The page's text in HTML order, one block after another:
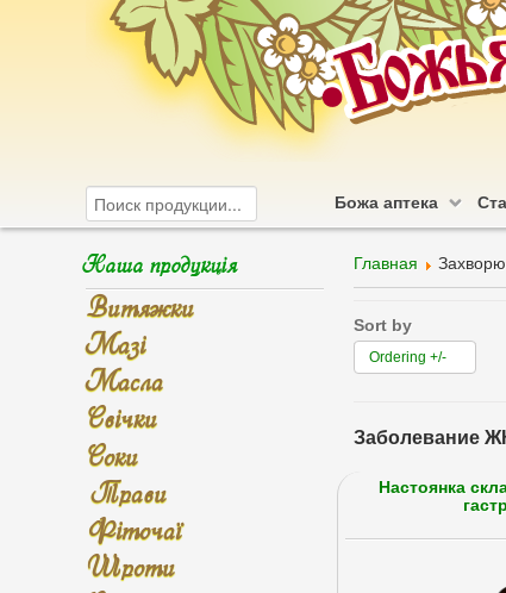
Божа аптека
Главная
Sort by
Ordering +/-
Заболевание
Настоянка
Наша продукція
Витяжки
Мазі
Масла
Свічки
Соки
Трави
Фіточаї
Шроти